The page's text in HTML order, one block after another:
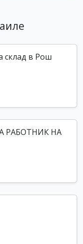
склад в Рош
РАБОТНИК НА